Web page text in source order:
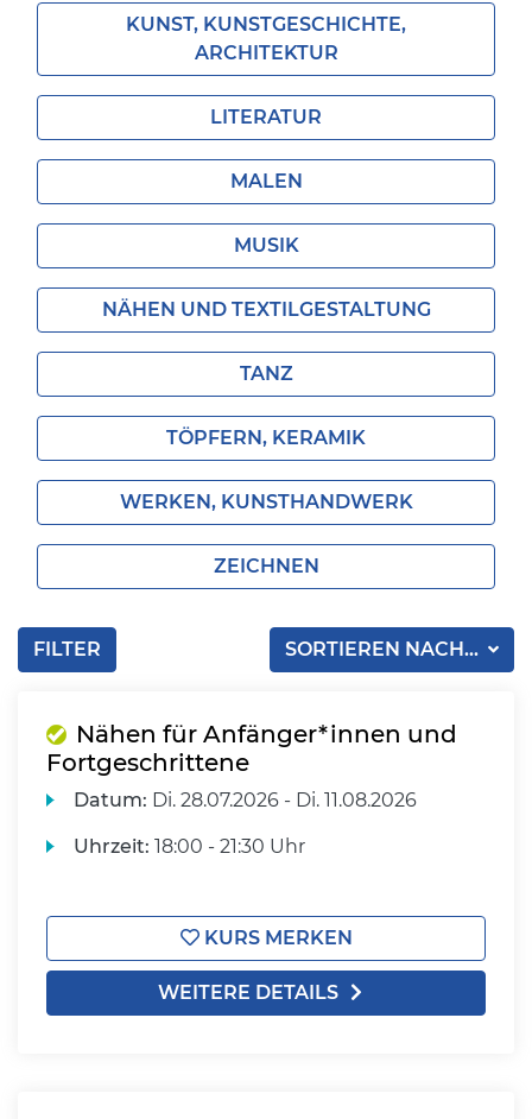
KUNST, KUNSTGESCHICHTE,
ARCHITEKTUR
LITERATUR
MALEN
MUSIK
NÄHEN UND TEXTILGESTALTUNG
TANZ
TÖPFERN, KERAMIK
WERKEN, KUNSTHANDWERK
ZEICHNEN
SORTIEREN NACH...
FILTER
Nähen für Anfänger*innen und
Fortgeschrittene
Datum: Di. 28.07.2026 - Di. 11.08.2026
Uhrzeit: 18:00 - 21:30 Uhr
KURS MERKEN
WEITERE DETAILS